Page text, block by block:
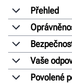
Přehled
Vaše
Povolené